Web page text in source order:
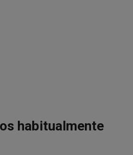
habitualmente